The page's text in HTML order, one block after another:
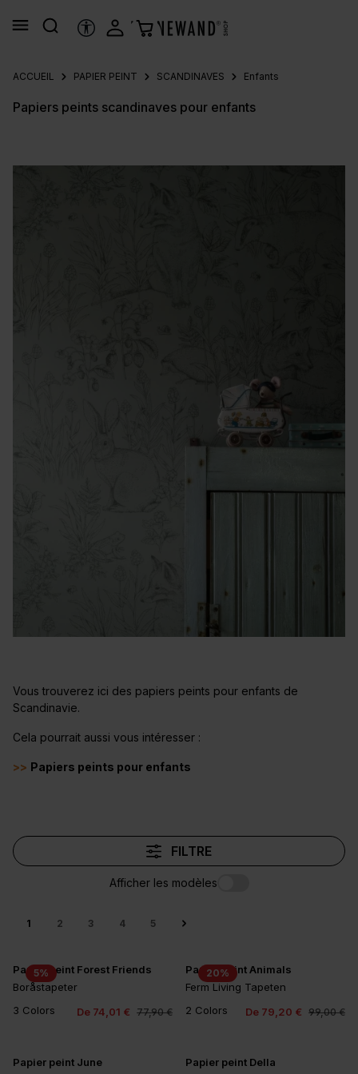
principal
OUTILS D’ACCESSIBILITÉ
ACCUEIL PAPIER PEINT SCANDINAVES Enfants
Papiers peints scandinaves pour enfants
Vous trouverez ici des papiers peints pour enfants de
Scandinavie.
Cela pourrait aussi vous intéresser :
>> Papiers peints pour enfants
FILTRE
Afficher les modèles
1 2 3 4 5
5%
Papier peint Forest Friends
Boråstapeter
3 Colors
De 74,01 € 77,90 €
20%
Papier peint Animals
Ferm Living Tapeten
2 Colors
De 79,20 € 99,00 €
Papier peint June
Papier peint Della